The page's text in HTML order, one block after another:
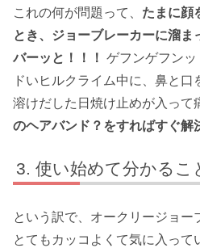
これの何が問題って、 たまに顔
とき、ジョーブレーカーに溜ま
バーッと！！！ ゲフンゲフン
ドいヒルクライム中に、鼻と口
溶けだした日焼け止めが入って
のヘアバンド？をすればすぐ解
使い始めて分かるこ
という訳で、オークリージョー
とてもカッコよくて気に入って